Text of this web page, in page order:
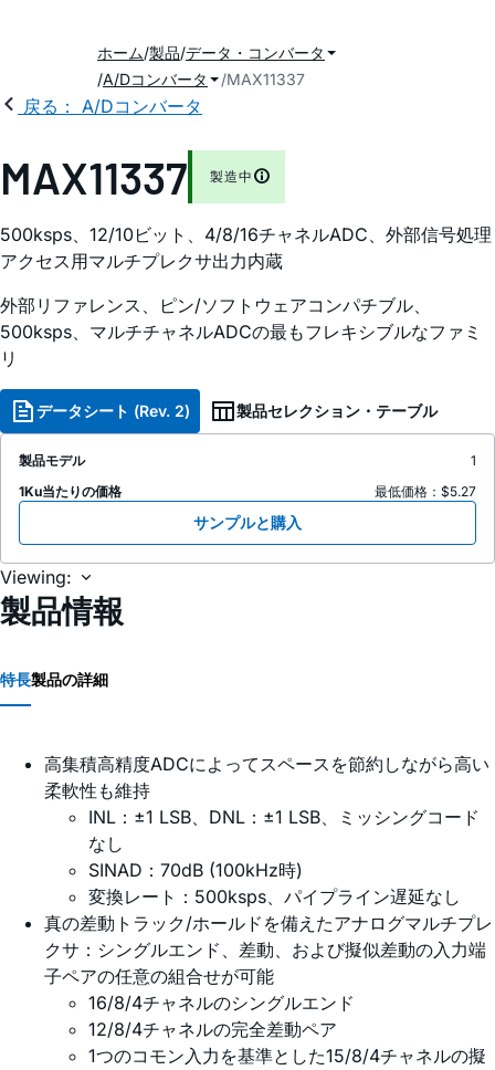
ホーム 製品 データ・コンバータ
A/Dコンバータ
MAX11337
戻る： A/Dコンバータ
MAX11337 製造中
500ksps、12/10ビット、4/8/16チャネルADC、外部信号処理
アクセス用マルチプレクサ出力内蔵
外部リファレンス、ピン/ソフトウェアコンパチブル、
500ksps、マルチチャネルADCの最もフレキシブルなファミ
リ
データシート (Rev. 2) 製品セレクション・テーブル
製品モデル
1
1Ku当たりの価格
最低価格：$5.27
サンプルと購入
Viewing:
製品情報
特長製品の詳細
高集積高精度ADCによってスペースを節約しながら高い
柔軟性も維持
INL：±1 LSB、DNL：±1 LSB、ミッシングコード
なし
SINAD：70dB (100kHz時)
変換レート：500ksps、パイプライン遅延なし
真の差動トラック/ホールドを備えたアナログマルチプレ
クサ：シングルエンド、差動、および擬似差動の入力端
子ペアの任意の組合せが可能
16/8/4チャネルのシングルエンド
12/8/4チャネルの完全差動ペア
1つのコモン入力を基準とした15/8/4チャネルの擬